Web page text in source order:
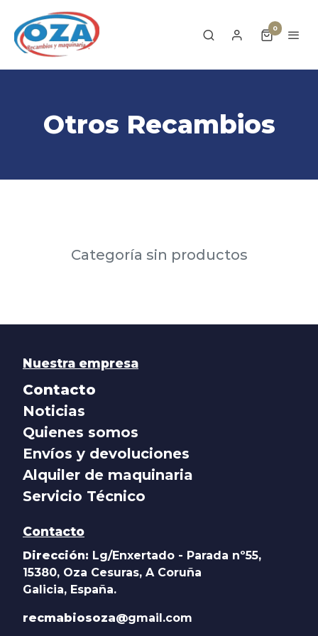
0
Otros Recambios
Categoría sin productos
Nuestra empresa
Contacto
Noticias
Quienes somos
Envíos y devoluciones
Alquiler de maquinaria
Servicio Técnico
Contacto
Dirección: Lg/Enxertado - Parada nº55,
15380, Oza Cesuras, A Coruña
Galicia, España.
recmabiosoza@gmail.com